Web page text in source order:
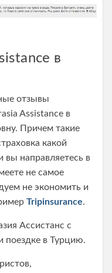
в
отзывы
Assistance в
Причем такие
какой
вы направляетесь в
не самое
не экономить и
Tripinsurance.
Ассистанс с
поездке в Турцию.